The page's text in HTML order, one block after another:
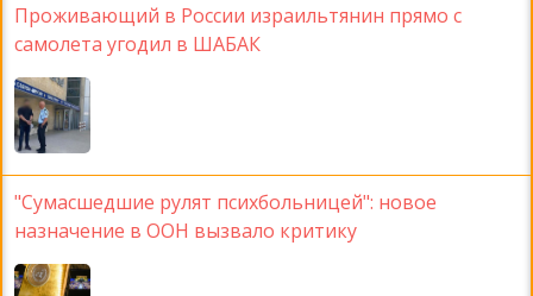
Проживающий в России израильтянин прямо с
самолета угодил в ШАБАК
"Сумасшедшие рулят психбольницей": новое
назначение в ООН вызвало критику